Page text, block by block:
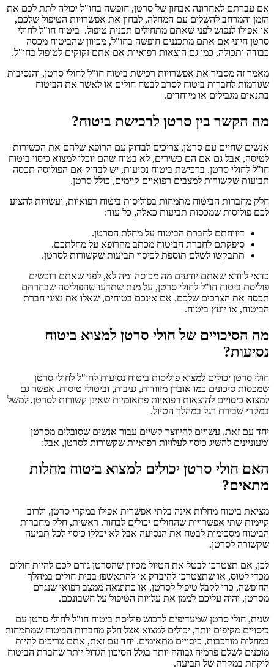
אם עברתם לאחרונה אבחון של סרטן, חופשה בחו"ל יכולה לתת לכם את
הזמן והמרחב להשלים עם המחלה, לבחון את אפשרויות הטיפול שלכם,
או אפילו לנפוש לפני שאתם מתחילים תכנית טיפול. ביטוח חו"ל לחולי
סרטן חיוני אם אתם מתכננים חופשה בחו"ל, מכיוון שהביטוח מכסה
כבודה ותכולה, כמו גם הוצאות רפואיות אם אתם זקוקים לטיפול בחו"ל.
מאמר זה מסביר את אפשרויות רכישת ביטוח חו"ל לחולי סרטן, והנסיבות
שגורמות לחברות ביטוח לסרב לבטח חולים או לאשר את הביטוח
בתנאים מגבילים או מיוחדים.
מה הקשר בין סרטן לרכישת ביטוח?
אנשים שחיים עם סרטן, צריכים לבדוק עם הרופא שלהם את הכשירות
לטיסה, אבל גם אם הם כשירים, לא בטוח שהם יוכלו למצוא כיסוי ביטוח
חו"ל לחולי סרטן. ברכישת ביטוח נסיעות, יש לבדוק אם הפוליסה תכסה
תביעות שקשורות למצבים רפואיים קיימים, כולל סרטן.
חלק מחברות הביטוח מתמחות בפוליסות ביטוח רפואיות, ועשויות להציע
לכם פוליסות שמכסות תביעות כאלה, כל עוד:
דיווחתם לחברת הביטוח על מחלת הסרטן.
סיפקתם לחברת הביטוח מכתב מהרופא על מחלתכם.
תתבקשו לשלם תוספת לכיסוי תביעות שקשורות לסרטן.
כדאי לוודא שאתם יודעים מה מכוסה ומה לא, לפני שאתם רוכשים
פוליסת ביטוח חו"ל לחולי סרטן, על מנת שתדעו שהפוליסה שבחרתם
תכסה את הצרכים שלכם. אם אינכם בטוחים, שאלו את נציגי חברת
הביטוח, או יועץ ביטוח.
מה הסיכויים של חולי סרטן למצוא ביטוח
נסיעות?
חולי סרטן יכולים למצוא פוליסות ביטוח נסיעות לחו"ל לחולי סרטן
שמכסות סיכונים כמו אובדן מזוודות, גניבות, וביטולי טיסות. אפשר גם
למצוא כיסויים להוצאות רפואיות פתאומיות שאינן קשורות לסרטן, למשל
במקרי שבירת רגל במהלך הטיול.
יחד עם זאת, עשויים להיווצר קשיים עבור אנשים שסובלים מסרטן
ומעוניינים להשיג כיסוי לעלויות רפואיות שקשורות לסרטן, אבל:
האם חולי סרטן יכולים למצוא ביטוח מחלות
מתאים?
מציאת ביטוח מחלות אינה בלתי אפשרית אפילו במקרי סרטן, ולרוב
קיימות שתי אפשרויות שהחולים יכולים לבחור. ראשית, חלק מחברות
הביטוח מסכימות לבטח את הנסיעה אבל לא יכללו כיסוי לכל תביעה
שקשורה לסרטן.
לכן, אם תצטרכו לבטל את הטיול מכיוון שהסרטן גורם לכם להיות חולים
מכדי לטוס, או שתצטרכו להיבדק או להתאשפז בבית חולים במהלך
החופשה, כדי לקבל טיפול לסרטן, או כתוצאה ממצב רפואי שנגרם
מסרטן, יהיה עליכם לממן את עלויות הטיפול על חשבונכם.
שנית, חולי סרטן שמעדיפים לרכוש פוליסת ביטוח חו"ל לחולי סרטן עם
כיסויים מקיפים יותר, יכולים למצוא אצל חלק מחברות הביטוח שמתמחות
במחלות מורכבות, כיסויים מתאימים. יחד עם זאת, אתם צריכים להיות
מוכנים לשלם פרמיה גבוהה יותר בגלל הסיכון הגדול יותר שחברת הביטוח
לוקחת במקרה של תביעה.